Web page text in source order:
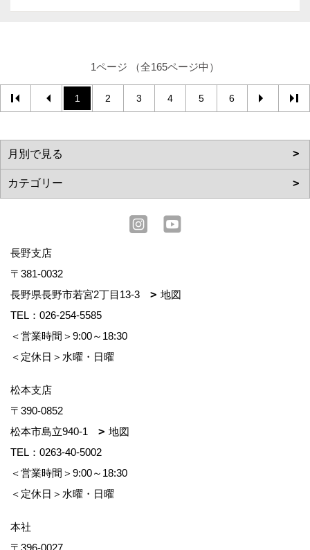
1ページ （全165ページ中）
1 2 3 4 5 6
長野支店
〒381-0032
長野県長野市若宮2丁目13-3
地図
TEL： 026-254-5585
＜営業時間＞9:00～18:30
＜定休日＞水曜・日曜
松本支店
〒390-0852
松本市島立940-1
地図
TEL： 0263-40-5002
＜営業時間＞9:00～18:30
＜定休日＞水曜・日曜
本社
〒396-0027